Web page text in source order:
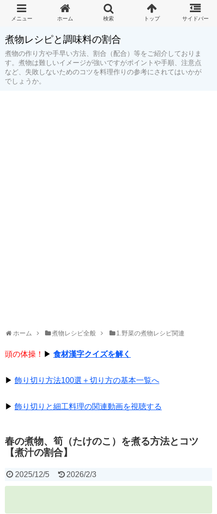
煮物レシピと調味料の割合
煮物の作り方や手早い方法、割合（配合）等をご紹介しておりま
す。煮物は難しいイメージが強いですがポイントや手順、注意点
など、失敗しないためのコツを料理作りの参考にされてはいかが
でしょうか。
ホーム 煮物レシピ全般 1.野菜の煮物レシピ関連
頭の体操！ ▶ 食材漢字クイズを解く
▶ 飾り切り方法100選＋切り方の基本一覧へ
▶ 飾り切りと細工料理の関連動画を視聴する
春の煮物、筍（たけのこ）を煮る方法とコツ
【煮汁の割合】
2025/12/5 2026/2/3